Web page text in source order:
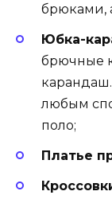
брюками,
Юбка-
брючные
любым
поло;
Платье